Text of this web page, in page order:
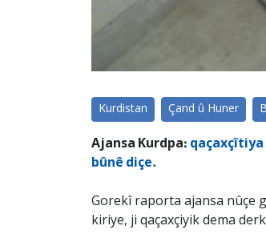
Kurdistan Çand û Huner
Ajansa Kurdpa:
bûnê diçe.
Gorekî raporta ajansa nûçe
kiriye, ji qaçaxçiyik dema